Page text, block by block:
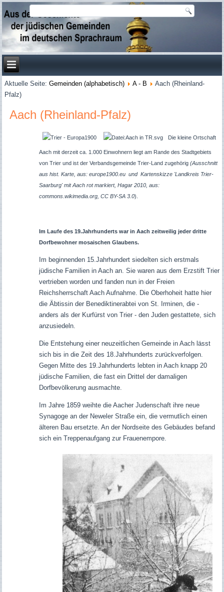
Aktuelle Seite:Gemeinden (alphabetisch) A - B
Aach (Rheinland-
Pfalz)
Aach (Rheinland-Pfalz)
Die kleine Ortschaft
Aach mit derzeit ca. 1.000 Einwohnern liegt am Rande des Stadtgebiets
von Trier und ist der Verbandsgemeinde Trier-Land zugehörig (Ausschnitt
aus hist. Karte, aus: europe1900.eu und Kartenskizze 'Landkreis Trier-
Saarburg' mit Aach rot markiert, Hagar 2010, aus:
commons.wikimedia.org, CC BY-SA 3.0).
Im Laufe des 19.Jahrhunderts war in Aach zeitweilig jeder dritte
Dorfbewohner mosaischen Glaubens.
Im beginnenden 15.Jahrhundert siedelten sich erstmals
jüdische Familien in Aach an. Sie waren aus dem Erzstift Trier
vertrieben worden und fanden nun in der Freien
Reichsherrschaft Aach Aufnahme.
Die Oberhoheit hatte hier
die Äbtissin der Benediktinerabtei von St. Irminen, die -
anders als der Kurfürst von Trier - den Juden gestattete, sich
anzusiedeln.
Die Entstehung einer neuzeitlichen Gemeinde in Aach lässt
sich bis in die Zeit des 18.Jahrhunderts zurückverfolgen.
Gegen Mitte des 19.Jahrhunderts lebten in Aach knapp 20
jüdische Familien, die fast ein Drittel der damaligen
Dorfbevölkerung ausmachte.
Im Jahre 1859 weihte die Aacher Judenschaft ihre neue
Synagoge an der Neweler Straße ein, die vermutlich einen
älteren Bau ersetzte. An der Nordseite des Gebäudes befand
sich ein Treppenaufgang zur Frauenempore.